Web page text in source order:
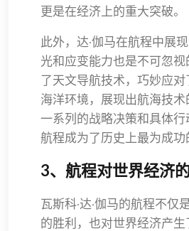
更是在经济上的重大突破。
此外，达·伽马在航程中展
光和应变能力也是不可忽
了天文导航技术，巧妙应
海洋环境，展现出航海技
一系列的战略决策和具体行
航程成为了历史上最为成功
3、航程对世界经济
瓦斯科·达·伽马的航程不仅
的胜利，也对世界经济产生